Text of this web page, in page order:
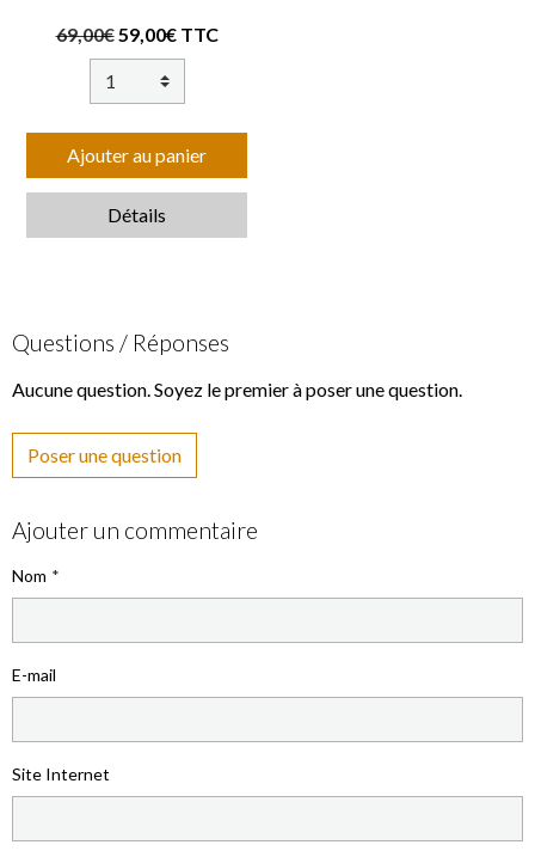
69,00€59,00€ TTC
Ajouter au panier
Détails
Questions / Réponses
Aucune question. Soyez le premier à poser une question.
Poser une question
Ajouter un commentaire
Nom
E-mail
Site Internet